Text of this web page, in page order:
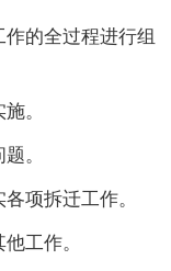
的全过程进行组
。
。
项拆迁工作。
工作。